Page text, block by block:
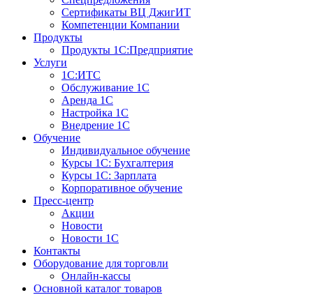
Сертификаты ВЦ ДжигИТ
Компетенции Компании
Продукты
Продукты 1С:Предприятие
Услуги
1С:ИТС
Обслуживание 1С
Аренда 1С
Настройка 1С
Внедрение 1С
Обучение
Индивидуальное обучение
Курсы 1С: Бухгалтерия
Курсы 1С: Зарплата
Корпоративное обучение
Пресс-центр
Акции
Новости
Новости 1С
Контакты
Оборудование для торговли
Онлайн-кассы
Основной каталог товаров